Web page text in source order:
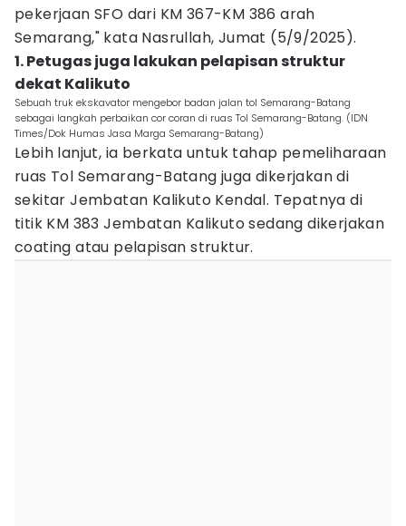
pekerjaan SFO dari KM 367-KM 386 arah
Semarang," kata Nasrullah, Jumat (5/9/2025).
1. Petugas juga lakukan pelapisan struktur
dekat Kalikuto
Sebuah truk ekskavator mengebor badan jalan tol Semarang-Batang
sebagai langkah perbaikan cor coran di ruas Tol Semarang-Batang. (IDN
Times/Dok Humas Jasa Marga Semarang-Batang)
Lebih lanjut, ia berkata untuk tahap pemeliharaan
ruas Tol Semarang-Batang juga dikerjakan di
sekitar Jembatan Kalikuto Kendal. Tepatnya di
titik KM 383 Jembatan Kalikuto sedang dikerjakan
coating atau pelapisan struktur.